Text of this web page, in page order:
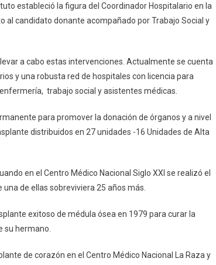
estableció la figura del Coordinador Hospitalario en la
candidato donante acompañado por Trabajo Social y
a cabo estas intervenciones. Actualmente se cuenta
y una robusta red de hospitales con licencia para
trabajo social y asistentes médicas.
para promover la donación de órganos y a nivel
distribuidos en 27 unidades -16 Unidades de Alta
en el Centro Médico Nacional Siglo XXI se realizó el
de ellas sobreviviera 25 años más.
exitoso de médula ósea en 1979 para curar la
su hermano.
de corazón en el Centro Médico Nacional La Raza y